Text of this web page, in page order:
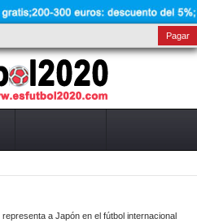
Pagar
representa a Japón en el fútbol internacional